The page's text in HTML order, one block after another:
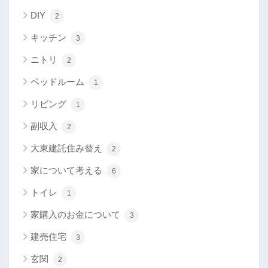
DIY 2
キッチン 3
ニトリ 2
ベッドルーム 1
リビング 1
副収入 2
大東建託住み替え 2
家について考える 6
トイレ 1
家購入のお金について 3
建売住宅 3
玄関 2